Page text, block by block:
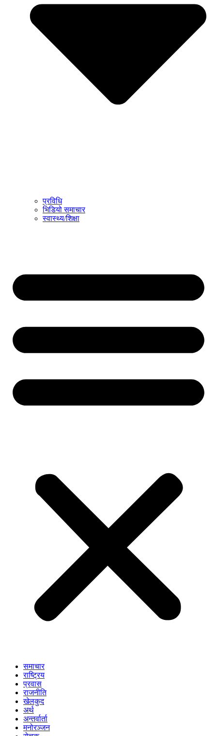
प्रविधि
भिडियो समाचार
स्वास्थ्य/शिक्षा
समाचार
राष्ट्रिय
प्रवास
राजनीति
खेलकुद
अर्थ
अन्तर्वार्ता
मनोरञ्जन